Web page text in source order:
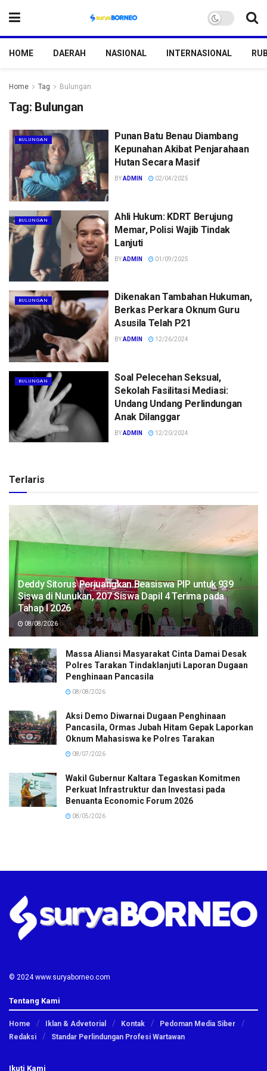
HOME DAERAH NASIONAL INTERNASIONAL
Home Tag Bulungan
Tag: Bulungan
BULUNGAN
Punan Batu Benau Diambang
Kepunahan Akibat Penjarahaan
Hutan Secara Masif
BYADMIN 02/04/2025
BULUNGAN
Ahli Hukum: KDRT Berujung
Memar, Polisi Wajib Tindak
Lanjuti
BYADMIN 01/09/2025
BULUNGAN
Dikenakan Tambahan Hukuman,
Berkas Perkara Oknum Guru
Asusila Telah P21
BYADMIN 12/26/2024
BULUNGAN
Soal Pelecehan Seksual,
Sekolah Fasilitasi Mediasi:
Undang Undang Perlindungan
Anak Dilanggar
BYADMIN 12/20/2024
Terlaris
Deddy Sitorus Perjuangkan Beasiswa PIP untuk 939
Siswa di Nunukan, 207 Siswa Dapil 4 Terima pada
Tahap I 2026
08/08/2026
Massa Aliansi Masyarakat Cinta Damai Desak
Polres Tarakan Tindaklanjuti Laporan Dugaan
Penghinaan Pancasila
08/08/2026
Aksi Demo Diwarnai Dugaan Penghinaan
Pancasila, Ormas Jubah Hitam Gepak Laporkan
Oknum Mahasiswa ke Polres Tarakan
08/07/2026
Wakil Gubernur Kaltara Tegaskan Komitmen
Perkuat Infrastruktur dan Investasi pada
Benuanta Economic Forum 2026
08/05/2026
© 2024 www.suryaborneo.com
Tentang Kami
Home Iklan & Advetorial Kontak
Pedoman Media Siber
Redaksi
Standar Perlindungan Profesi Wartawan
Ikuti Kami